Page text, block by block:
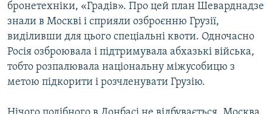
бронетехніки, «Градів». Про цей план Шеварднадзе
знали в Москві і сприяли озброєнню Грузії,
виділивши для цього спеціальні квоти. Одночасно
Росія озброювала і підтримувала абхазькі війська,
тобто розпалювала національну міжусобицю з
метою підкорити і розчленувати Грузію.